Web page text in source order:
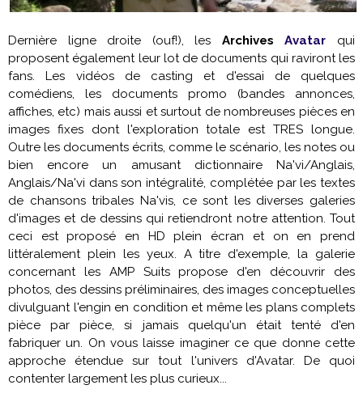
Dernière ligne droite (ouf!), les ArchivesAvatar qui
proposent également leur lot de documents qui raviront les
fans. Les vidéos de casting et d'essai de quelques
comédiens, les documents promo (bandes annonces,
affiches, etc) mais aussi et surtout de nombreuses pièces en
images fixes dont l'exploration totale est TRES longue.
Outre les documents écrits, comme le scénario, les notes ou
bien encore un amusant dictionnaire Na'vi/Anglais,
Anglais/Na'vi dans son intégralité, complétée par les textes
de chansons tribales Na'vis, ce sont les diverses galeries
d'images et de dessins qui retiendront notre attention. Tout
ceci est proposé en HD plein écran et on en prend
littéralement plein les yeux. A titre d'exemple, la galerie
concernant les AMP Suits propose d'en découvrir des
photos, des dessins préliminaires, des images conceptuelles
divulguant l'engin en condition et même les plans complets
pièce par pièce, si jamais quelqu'un était tenté d'en
fabriquer un. On vous laisse imaginer ce que donne cette
approche étendue sur tout l'univers d'Avatar. De quoi
contenter largement les plus curieux...